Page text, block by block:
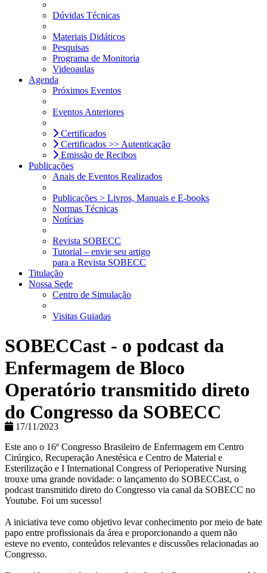
Dúvidas Técnicas
Materiais Didáticos
Pesquisas
Programa de Monitoria
Videoaulas
Agenda
Próximos Eventos
Eventos Anteriores
Certificados
Certificados >> Autenticação
Emissão de Recibos
Publicações
Anais de Eventos Realizados
Publicações > Livros, Manuais e E-books
Normas Técnicas
Notícias
Revista SOBECC
Tutorial – envie seu artigo
para a Revista SOBECC
Titulação
Nossa Sede
Centro de Simulação
Visitas Guiadas
SOBECCast - o podcast da
Enfermagem de Bloco
Operatório transmitido direto
do Congresso da SOBECC
17/11/2023
Este ano o 16º Congresso Brasileiro de Enfermagem em Centro
Cirúrgico, Recuperação Anestésica e Centro de Material e
Esterilização e I International Congress of Perioperative Nursing
trouxe uma grande novidade: o lançamento do SOBECCast, o
podcast transmitido direto do Congresso via canal da SOBECC no
Youtube. Foi um sucesso!
A iniciativa teve como objetivo levar conhecimento por meio de bate
papo entre profissionais da área e proporcionando a quem não
esteve no evento, conteúdos relevantes e discussões relacionadas ao
Congresso.